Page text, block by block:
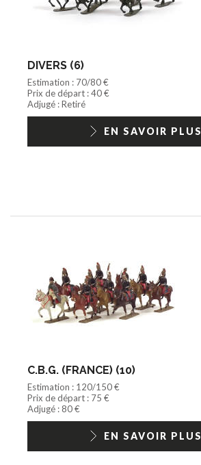
DIVERS (6)
Estimation : 70/80 €
Prix de départ : 40 €
Adjugé : Retiré
EN SAVOIR PLUS
C.B.G. (FRANCE) (10)
Estimation : 120/150 €
Prix de départ : 75 €
Adjugé : 80 €
EN SAVOIR PLUS